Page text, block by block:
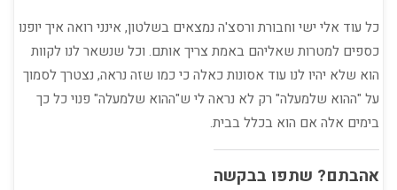
כל עוד אלי ישי וחבורת ורסצ'ה נמצאים בשלטון, אינני רואה איך יופנו
כספים למטרות שאליהם באמת צריך אותם. וכל שנשאר לנו לקוות
הוא שלא יהיו לנו עוד אסונות כאלה כי כמו שזה נראה, נצטרך לסמוך
על "ההוא שלמעלה" רק לא נראה לי ש"ההוא שלמעלה" פנוי כל כך
בימים אלה אם הוא בכלל בבית.
אהבתם? שתפו בבקשה